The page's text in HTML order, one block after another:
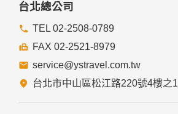
台北總公司
TEL 02-2508-0789
FAX 02-2521-8979
service@ystravel.com.tw
台北市中山區松江路220號4樓之1